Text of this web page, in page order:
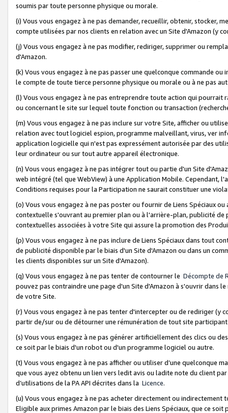
soumis par toute personne physique ou morale.
(i) Vous vous engagez à ne pas demander, recueillir, obtenir, stocker,
compte utilisées par nos clients en relation avec un Site d'Amazon (y
(j) Vous vous engagez à ne pas modifier, rediriger, supprimer ou
d'Amazon.
(k) Vous vous engagez à ne pas passer une quelconque commande
le compte de toute tierce personne physique ou morale ou à ne pas
(l) Vous vous engagez à ne pas entreprendre toute action qui
ou concernant le site sur lequel toute fonction ou transaction
(m) Vous vous engagez à ne pas inclure sur votre Site, afficher ou
relation avec tout logiciel espion, programme malveillant, virus, ver
application logicielle qui n'est pas expressément autorisée par des
leur ordinateur ou sur tout autre appareil électronique.
(n) Vous vous engagez à ne pas intégrer tout ou partie d'un Site
web intégré (tel que WebView) à une Application Mobile. Cependant,
Conditions requises pour la Participation ne saurait constituer une
(o) Vous vous engagez à ne pas poster ou fournir de Liens Spéciaux
contextuelle s'ouvrant au premier plan ou à l'arrière-plan, publicité
contextuelles associées à votre Site qui assure la promotion des
(p) Vous vous engagez à ne pas inclure de Liens Spéciaux dans tout
de publicité disponible par le biais d'un Site d'Amazon ou dans un
les clients disponibles sur un Site d'Amazon).
(q) Vous vous engagez à ne pas tenter de contourner le Décompte de
pouvez pas contraindre une page d'un Site d'Amazon à s'ouvrir dans
de votre Site.
(r) Vous vous engagez à ne pas tenter d'intercepter ou de rediriger
partir de/sur ou de détourner une rémunération de tout site
(s) Vous vous engagez à ne pas générer artificiellement des clics ou
ce soit par le biais d'un robot ou d'un programme logiciel ou autre.
(t) Vous vous engagez à ne pas afficher ou utiliser d’une quelconque
que vous ayez obtenu un lien vers ledit avis ou ladite note du client
d’utilisations de la PA API décrites dans la Licence.
(u) Vous vous engagez à ne pas acheter directement ou
Eligible aux primes Amazon par le biais des Liens Spéciaux, que ce